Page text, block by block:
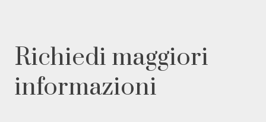
Richiedi maggiori
informazioni